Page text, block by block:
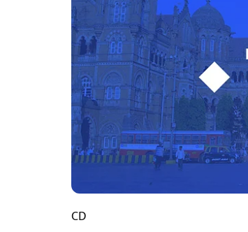
CD